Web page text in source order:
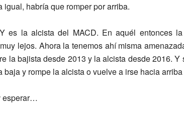
habría que romper por arriba.
es la alcista del MACD. En aquél entonces
lejos. Ahora la tenemos ahí misma
la bajista desde 2013 y la alcista desde 2016. Y
baja y rompe la alcista o vuelve a irse hacia
esperar…